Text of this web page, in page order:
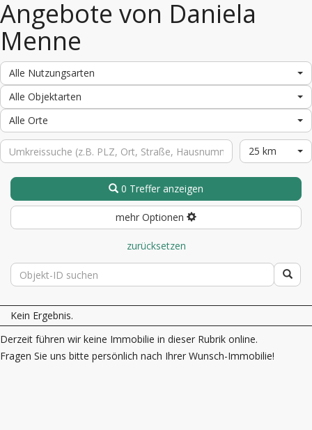
Angebote von Daniela
Menne
Alle Nutzungsarten
Alle Objektarten
Alle Orte
25 km
0 Treffer anzeigen
mehr Optionen
zurücksetzen
Kein Ergebnis.
Derzeit führen wir keine Immobilie in dieser Rubrik online.
Fragen Sie uns bitte persönlich nach Ihrer Wunsch-Immobilie!